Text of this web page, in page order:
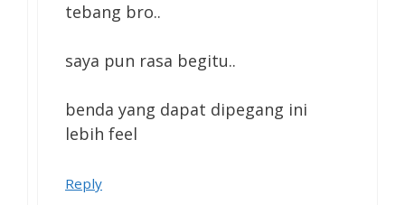
tebang bro..
saya pun rasa begitu..
benda yang dapat dipegang ini
lebih feel
Reply